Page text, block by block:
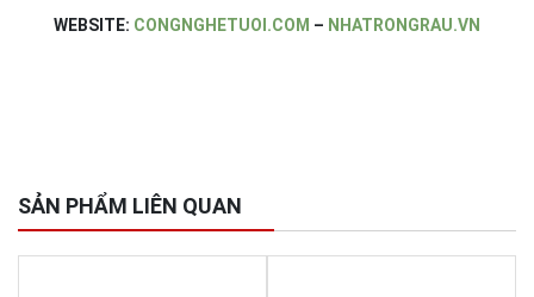
WEBSITE: CONGNGHETUOI.COM – NHATRONGRAU.VN
SẢN PHẨM LIÊN QUAN